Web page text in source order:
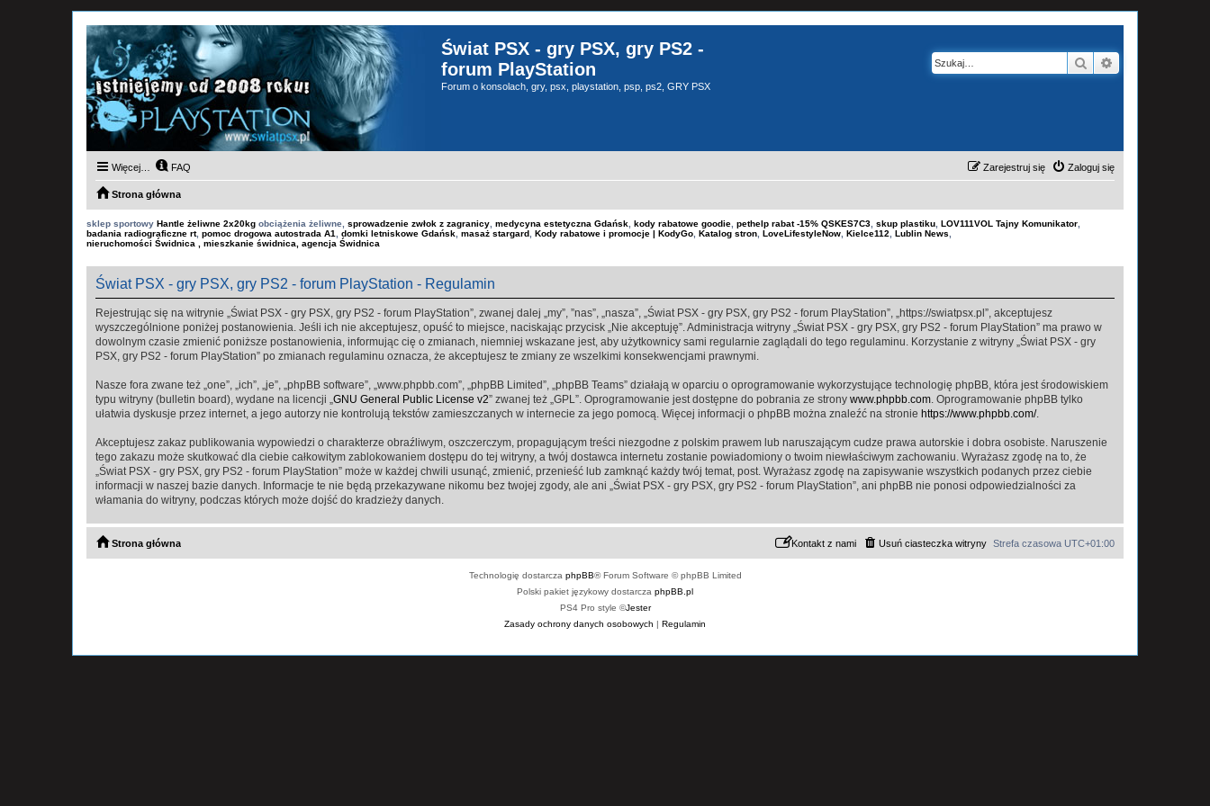
Świat PSX - gry PSX, gry PS2 -
forum PlayStation
Forum o konsolach, gry, psx, playstation, psp, ps2, GRY PSX
Szukaj
Więcej… FAQ Zaloguj się
Zarejestruj się
Strona główna
sklep sportowy Hantle żeliwne 2x20kg obciążenia żeliwne, sprowadzenie zwłok z zagranicy medycyna estetyczna Gdańsk kody rabatowe goodie pethelp rabat -15% QSKES7C3 skup plastiku LOV111VOL Tajny Komunikator
badania radiograficzne rt, pomoc drogowa autostrada A1 domki letniskowe Gdańsk masaż stargard Kody rabatowe i promocje | KodyGo Katalog stron LoveLifestyleNow Kielce112 Lublin News
nieruchomości Świdnica , mieszkanie świdnica, agencja Świdnica
Świat PSX - gry PSX, gry PS2 - forum PlayStation - Regulamin
Rejestrując się na witrynie „Świat PSX - gry PSX, gry PS2 - forum PlayStation”, zwanej dalej „my”, ”nas”, „nasza”, „Świat PSX - gry PSX, gry PS2 - forum PlayStation”, „https://swiatpsx.pl”, akceptujesz
wyszczególnione poniżej postanowienia. Jeśli ich nie akceptujesz, opuść to miejsce, naciskając przycisk „Nie akceptuję”. Administracja witryny „Świat PSX - gry PSX, gry PS2 - forum PlayStation” ma prawo w
dowolnym czasie zmienić poniższe postanowienia, informując cię o zmianach, niemniej wskazane jest, aby użytkownicy sami regularnie zaglądali do tego regulaminu. Korzystanie z witryny „Świat PSX - gry
PSX, gry PS2 - forum PlayStation” po zmianach regulaminu oznacza, że akceptujesz te zmiany ze wszelkimi konsekwencjami prawnymi.
Nasze fora zwane też „one”, „ich”, „je”, „phpBB software”, „www.phpbb.com”, „phpBB Limited”, „phpBB Teams” działają w oparciu o oprogramowanie wykorzystujące technologię phpBB, która jest środowiskiem
typu witryny (bulletin board), wydane na licencji „GNU General Public License v2” zwanej też „GPL”. Oprogramowanie jest dostępne do pobrania ze strony www.phpbb.com. Oprogramowanie phpBB tylko
ułatwia dyskusje przez internet, a jego autorzy nie kontrolują tekstów zamieszczanych w internecie za jego pomocą. Więcej informacji o phpBB można znaleźć na stronie https://www.phpbb.com/.
Akceptujesz zakaz publikowania wypowiedzi o charakterze obraźliwym, oszczerczym, propagującym treści niezgodne z polskim prawem lub naruszającym cudze prawa autorskie i dobra osobiste. Naruszenie
tego zakazu może skutkować dla ciebie całkowitym zablokowaniem dostępu do tej witryny, a twój dostawca internetu zostanie powiadomiony o twoim niewłaściwym zachowaniu. Wyrażasz zgodę na to, że
„Świat PSX - gry PSX, gry PS2 - forum PlayStation” może w każdej chwili usunąć, zmienić, przenieść lub zamknąć każdy twój temat, post. Wyrażasz zgodę na zapisywanie wszystkich podanych przez ciebie
informacji w naszej bazie danych. Informacje te nie będą przekazywane nikomu bez twojej zgody, ale ani „Świat PSX - gry PSX, gry PS2 - forum PlayStation”, ani phpBB nie ponosi odpowiedzialności za
włamania do witryny, podczas których może dojść do kradzieży danych.
Strona główna Strefa czasowa UTC+01:00
Usuń ciasteczka witryny
Kontakt z nami
Technologię dostarcza phpBB® Forum Software © phpBB Limited
Polski pakiet językowy dostarcza phpBB.pl
PS4 Pro style ©Jester
Zasady ochrony danych osobowych | Regulamin